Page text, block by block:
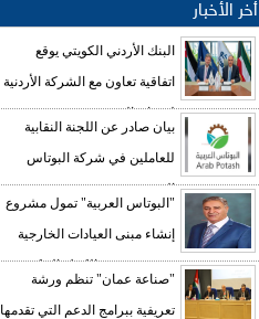
أخر الأخبار
البنك الأردني الكويتي يوقع
اتفاقية تعاون مع الشركة الأردنية
لضمان القروض
بيان صادر عن اللجنة النقابية
للعاملين في شركة البوتاس
العربية
"البوتاس العربية" تمول مشروع
إنشاء مبنى العيادات الخارجية
في مستشفى الكرك الحكومي
بكلفة تصل إلى (4) ملايين دينار
"صناعة عمان" تنظم ورشة
تعريفية ببرامج الدعم التي تقدمها